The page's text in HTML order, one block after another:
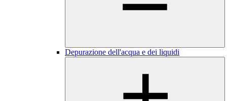
Depurazione dell'acqua e dei liquidi